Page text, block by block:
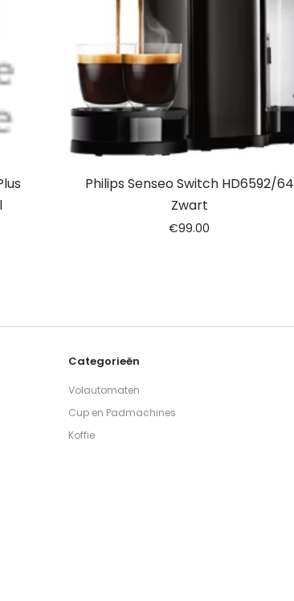
Philips Senseo Switch HD6592/64
Zwart
€99.00
Categorieën
Volautomaten
Cup en Padmachines
Koffie